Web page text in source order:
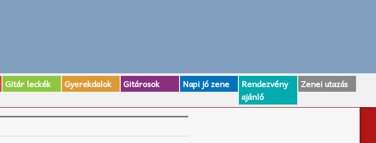
Gitár leckék Gyerekdalok Gitárosok Napi jó zene
Rendezvény
ajánló
Zenei utazás